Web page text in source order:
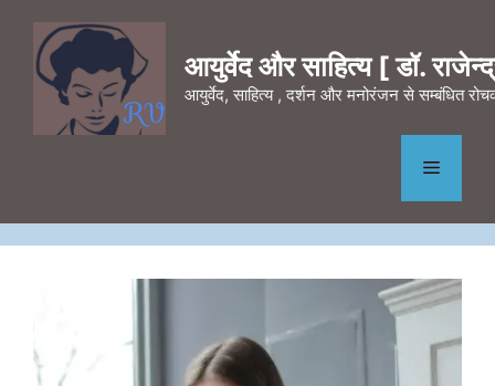
content
आयुर्वेद और साहित्य [ डॉ.
आयुर्वेद, साहित्य , दर्शन और मनोरंजन से सम्बंधित
Menu